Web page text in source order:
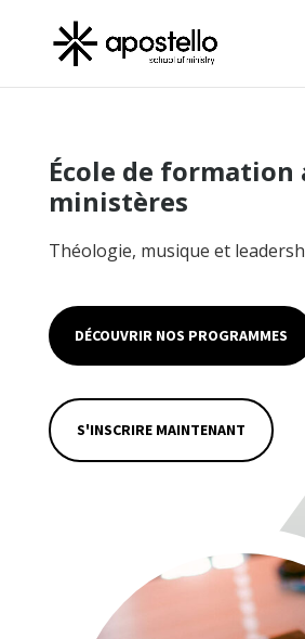
École de formation
ministères
Théologie, musique et
DÉCOUVRIR NOS PROGRAMMES
S'INSCRIRE MAINTENANT